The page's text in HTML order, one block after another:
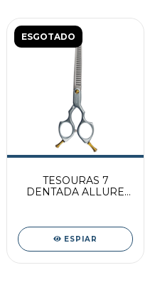
ESGOTADO
TESOURAS 7
DENTADA ALLURE
ESPIAR